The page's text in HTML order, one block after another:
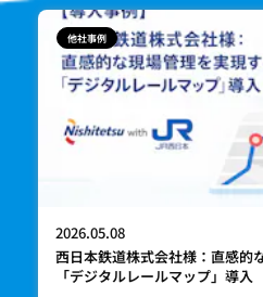
他社事例
2026.05.08
西日本鉄道株式会社様：直感的
「デジタルレールマップ」導入